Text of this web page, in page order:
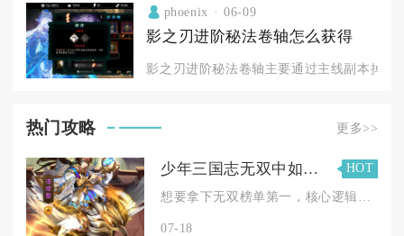
phoenix 06-09
影之刃进阶秘法卷轴怎么获得
影之刃进阶秘法卷轴主要通过主线副本掉落
热门攻略 更多>>
少年三国志无双中如何挑战第一无双
HOT
07-18